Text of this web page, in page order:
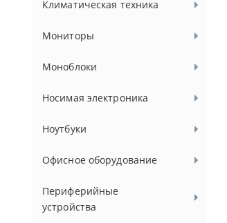
Климатическая техника
Мониторы
Моноблоки
Носимая электроника
Ноутбуки
Офисное оборудование
Периферийные
устройства